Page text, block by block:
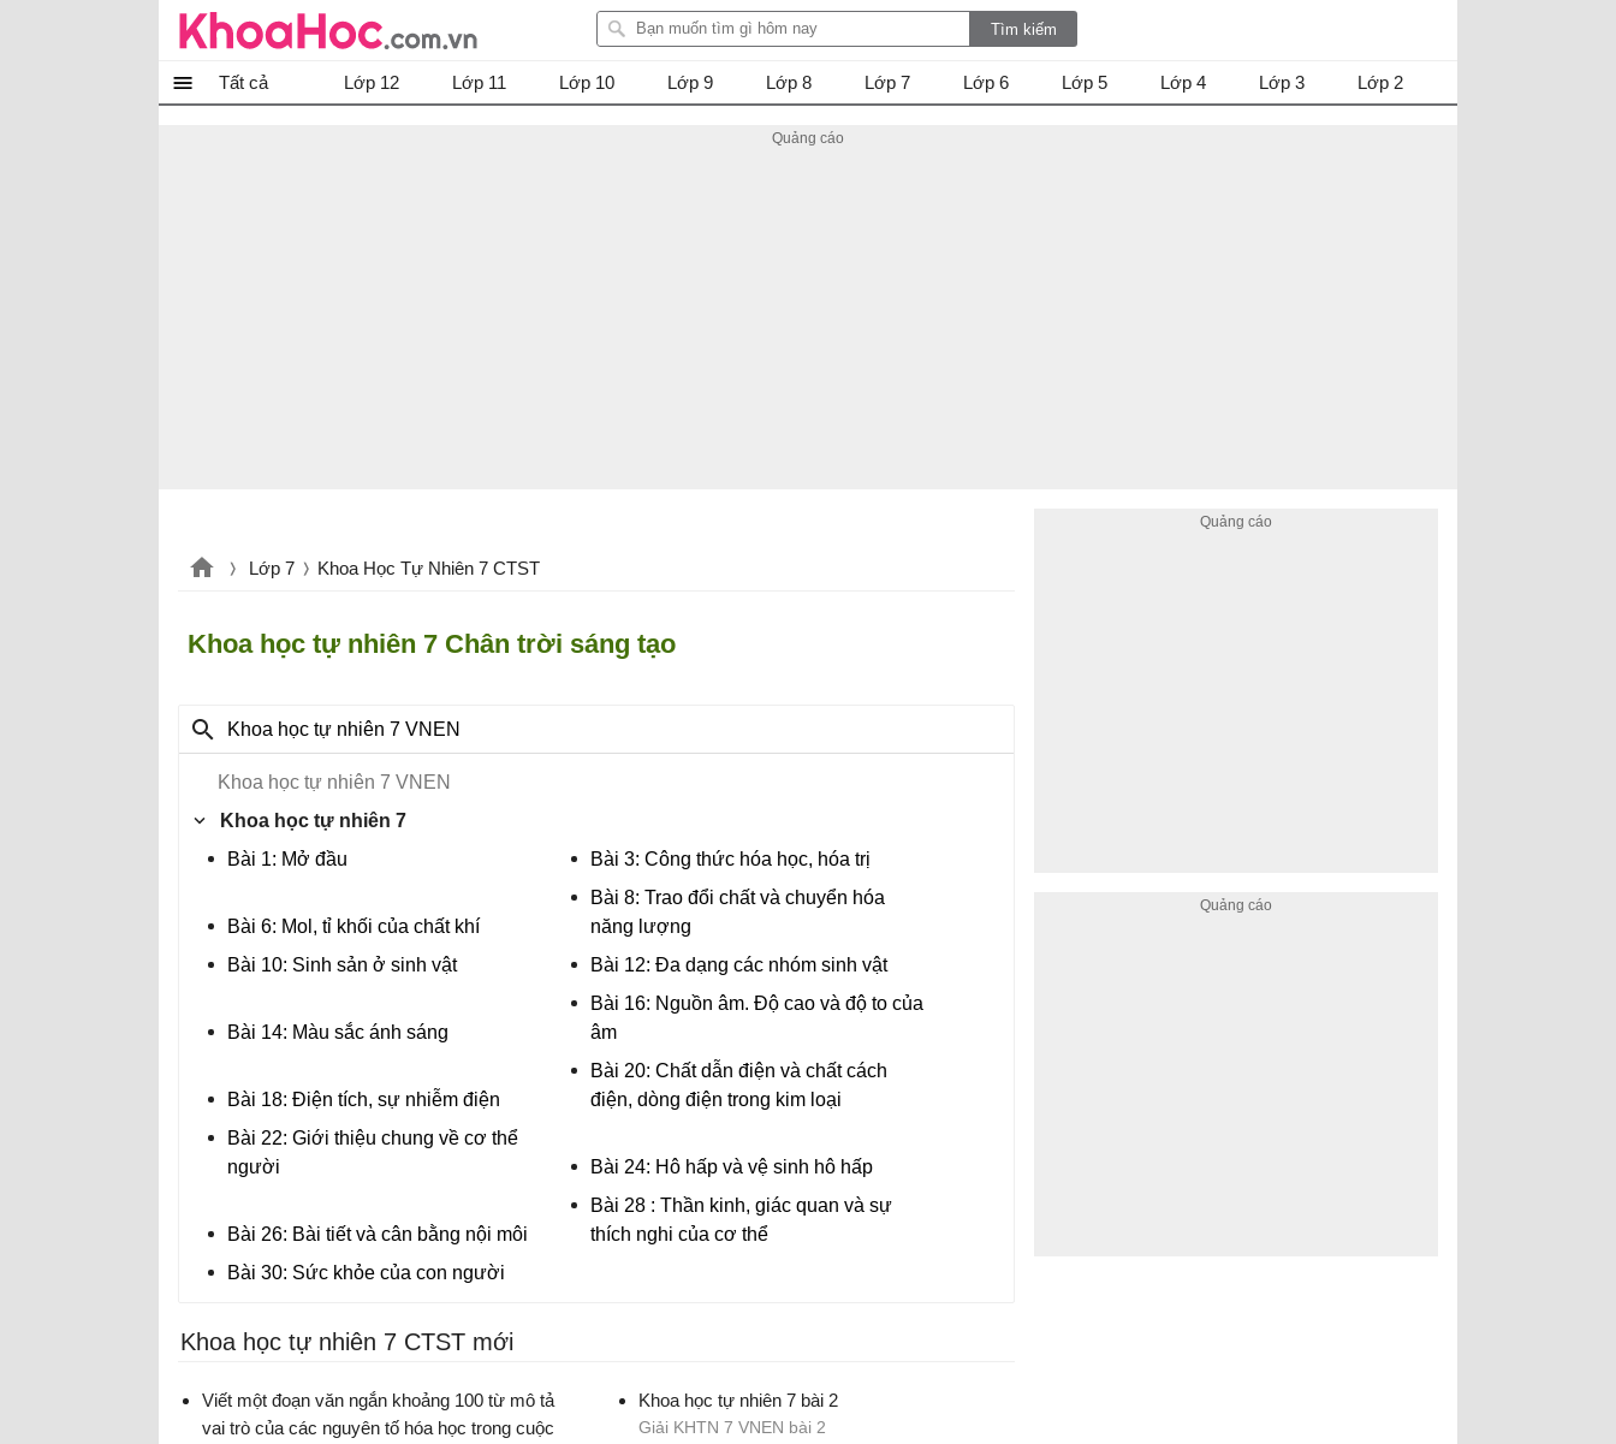
Tất cả Lớp 12 Lớp 11 Lớp 10 Lớp 9 Lớp 8 Lớp 7 Lớp 6 Lớp 5 Lớp 4 Lớp 3 Lớp 2
Lớp 7 Khoa Học Tự Nhiên 7 CTST
Khoa học tự nhiên 7 Chân trời sáng tạo
Khoa học tự nhiên 7 VNEN
Khoa học tự nhiên 7 VNEN
Khoa học tự nhiên 7
Bài 1: Mở đầu
Bài 3: Công thức hóa học, hóa trị
Bài 6: Mol, tỉ khối của chất khí
Bài 8: Trao đổi chất và chuyển hóa
năng lượng
Bài 10: Sinh sản ở sinh vật
Bài 12: Đa dạng các nhóm sinh vật
Bài 14: Màu sắc ánh sáng
Bài 16: Nguồn âm. Độ cao và độ to của
âm
Bài 18: Điện tích, sự nhiễm điện
Bài 20: Chất dẫn điện và chất cách
điện, dòng điện trong kim loại
Bài 22: Giới thiệu chung về cơ thể
người
Bài 24: Hô hấp và vệ sinh hô hấp
Bài 26: Bài tiết và cân bằng nội môi
Bài 28 : Thần kinh, giác quan và sự
thích nghi của cơ thể
Bài 30: Sức khỏe của con người
Khoa học tự nhiên 7 CTST mới
Viết một đoạn văn ngắn khoảng 100 từ mô tả
vai trò của các nguyên tố hóa học trong cuộc
Khoa học tự nhiên 7 bài 2
Giải KHTN 7 VNEN bài 2